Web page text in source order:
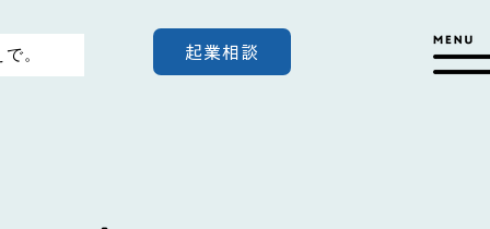
。 起業相談